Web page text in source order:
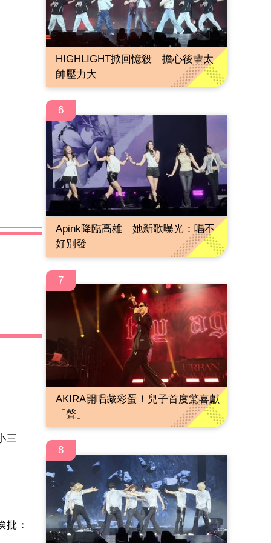
三
批：
HIGHLIGHT掀回憶殺 擔心後輩太
帥壓力大
6
Apink降臨高雄 她新歌曝光：唱不
好別發
7
AKIRA開唱藏彩蛋！兒子首度驚喜獻
「聲」
8